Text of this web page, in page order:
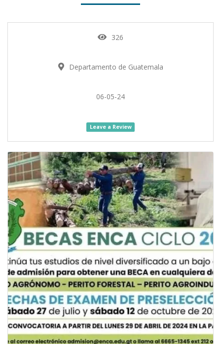
326
Departamento de Guatemala
06-05-24
Leave a Review